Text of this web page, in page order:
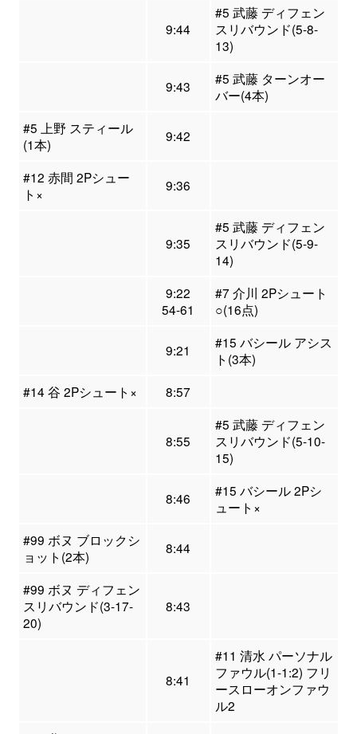
9:44
#5 武藤 ディフェン
スリバウンド(5-8-
13)
9:43
#5 武藤 ターンオー
バー(4本)
#5 上野 スティール
(1本)
9:42
#12 赤間 2Pシュー
ト×
9:36
9:35
#5 武藤 ディフェン
スリバウンド(5-9-
14)
9:22
54-61
#7 介川 2Pシュート
○(16点)
9:21
#15 バシール アシス
ト(3本)
#14 谷 2Pシュート×
8:57
8:55
#5 武藤 ディフェン
スリバウンド(5-10-
15)
8:46
#15 バシール 2Pシ
ュート×
#99 ボヌ ブロックシ
ョット(2本)
8:44
#99 ボヌ ディフェン
スリバウンド(3-17-
20)
8:43
8:41
#11 清水 パーソナル
ファウル(1-1:2) フリ
ースローオンファウ
ル2